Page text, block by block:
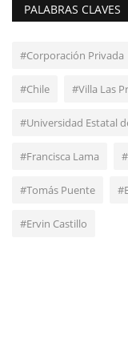
PALABRAS CLAVES
#Corporación Privada
#Chile #Villa Las
#Universidad Estatal
#Francisca Lama
#Tomás Puente
#Ervin Castillo